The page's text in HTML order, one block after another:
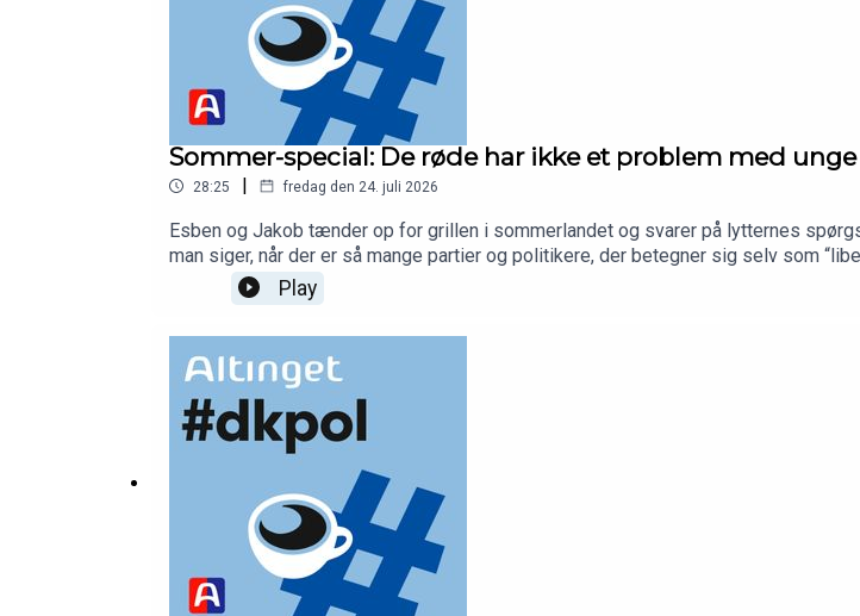
Sommer-special: De røde har ikke et problem med
28:25 | fredag den 24. juli 2026
Esben og Jakob tænder op for grillen i sommerlandet og svarer på lytternes
man siger, når der er så mange partier og politikere, der betegner sig selv som
har et problem med at få stemmer fra unge mænd. Er det ikke snarere de
Esben Schjørring, politisk redaktør på Altinget, og Jakob Nielsen,
Play